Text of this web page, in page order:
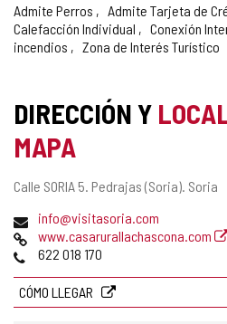
Admite Perros Admite Tarjeta de
Calefacción Individual
Conexión
incendios
Zona de Interés Turístico
DIRECCIÓN Y
MAPA
Dirección
Calle SORIA 5. Pedrajas (Soria). Soria
Dirección
de
correo
info@visitasoria.com
Página
Web
www.casarurallachascona.com
Teléfonos
622 018 170
CÓMO LLEGAR